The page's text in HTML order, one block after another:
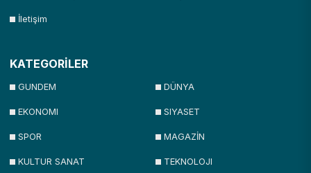
İletişim
KATEGORİLER
GUNDEM DÜNYA
EKONOMI SIYASET
SPOR MAGAZİN
KULTUR SANAT TEKNOLOJI